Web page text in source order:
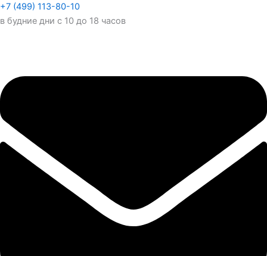
+7 (499) 113-80-10
в будние дни с 10 до 18 часов